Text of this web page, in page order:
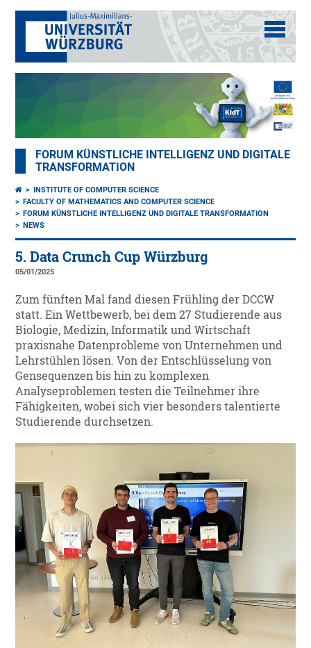
FORUM KÜNSTLICHE INTELLIGENZ UND DIGITALE
TRANSFORMATION
INSTITUTE OF COMPUTER SCIENCE
FACULTY OF MATHEMATICS AND COMPUTER SCIENCE
FORUM KÜNSTLICHE INTELLIGENZ UND DIGITALE TRANSFORMATION
NEWS
5. Data Crunch Cup Würzburg
05/01/2025
Zum fünften Mal fand diesen Frühling der DCCW
statt. Ein Wettbewerb, bei dem 27 Studierende aus
Biologie, Medizin, Informatik und Wirtschaft
praxisnahe Datenprobleme von Unternehmen und
Lehrstühlen lösen. Von der Entschlüsselung von
Gensequenzen bis hin zu komplexen
Analyseproblemen testen die Teilnehmer ihre
Fähigkeiten, wobei sich vier besonders talentierte
Studierende durchsetzen.